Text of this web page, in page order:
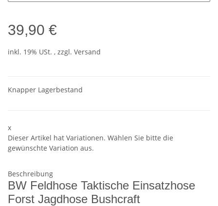
39,90 €
inkl. 19% USt. , zzgl. Versand
Knapper Lagerbestand
x
Dieser Artikel hat Variationen. Wählen Sie bitte die
gewünschte Variation aus.
Beschreibung
BW Feldhose Taktische Einsatzhose
Forst Jagdhose Bushcraft